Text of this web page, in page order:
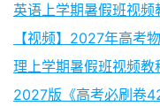
英语上学期暑假班视频
【视频】2027年高考
理上学期暑假班视频教
2027版《高考必刷卷